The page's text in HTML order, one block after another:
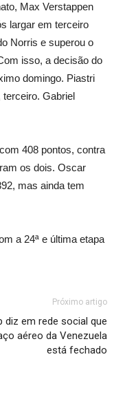
Max Verstappen
largar em terceiro
Norris e superou o
isso, a decisão do
domingo. Piastri
Gabriel
408 pontos, contra
os dois. Oscar
mas ainda tem
a 24ª e última etapa
Próximo artigo
diz em rede social que
aéreo da Venezuela
está fechado